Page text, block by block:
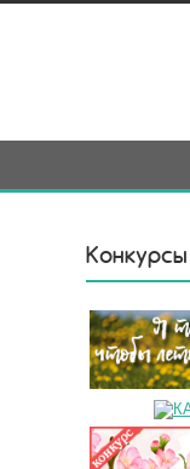
Конкурсы